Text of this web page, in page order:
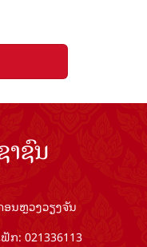
ຊົນ
ນຫຼວງວຽງຈັນ
ກ: 021336113